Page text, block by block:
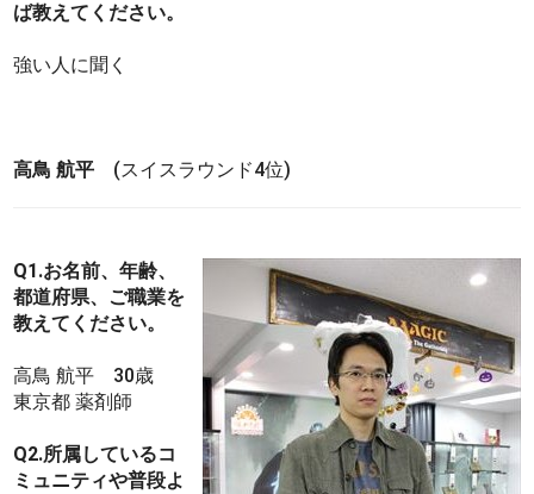
ば教えてください。
強い人に聞く
高鳥 航平 (スイスラウンド4位)
Q1.お名前、年齢、
都道府県、ご職業を
教えてください。
高鳥 航平 30歳
東京都 薬剤師
Q2.所属しているコ
ミュニティや普段よ